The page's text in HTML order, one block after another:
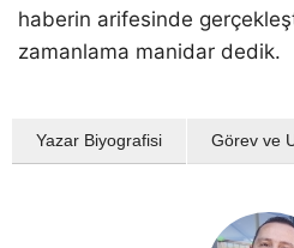
haberin arifesinde
zamanlama manidar dedik.
Yazar Biyografisi Görev ve